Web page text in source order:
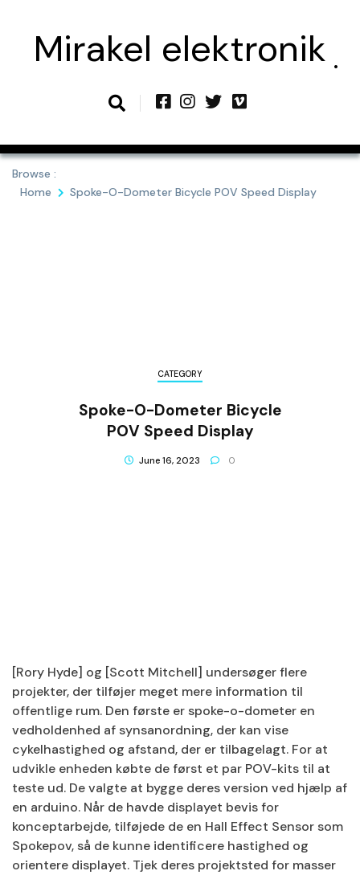
contentMirakel elektronik
Browse :
Home
Spoke-O-Dometer Bicycle POV Speed Display
CATEGORY
Spoke-O-Dometer Bicycle
POV Speed Display
June 16, 2023 0
[Rory Hyde] og [Scott Mitchell] undersøger flere
projekter, der tilføjer meget mere information til
offentlige rum. Den første er spoke-o-dometer en
vedholdenhed af synsanordning, der kan vise
cykelhastighed og afstand, der er tilbagelagt. For at
udvikle enheden købte de først et par POV-kits til at
teste ud. De valgte at bygge deres version ved hjælp af
en arduino. Når de havde displayet bevis for
konceptarbejde, tilføjede de en Hall Effect Sensor som
Spokepov, så de kunne identificere hastighed og
orientere displayet. Tjek deres projektsted for masser